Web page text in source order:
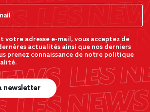
votre adresse e-mail, vous acceptez de
actualités ainsi que nos derniers
prenez connaissance de notre politique
newsletter